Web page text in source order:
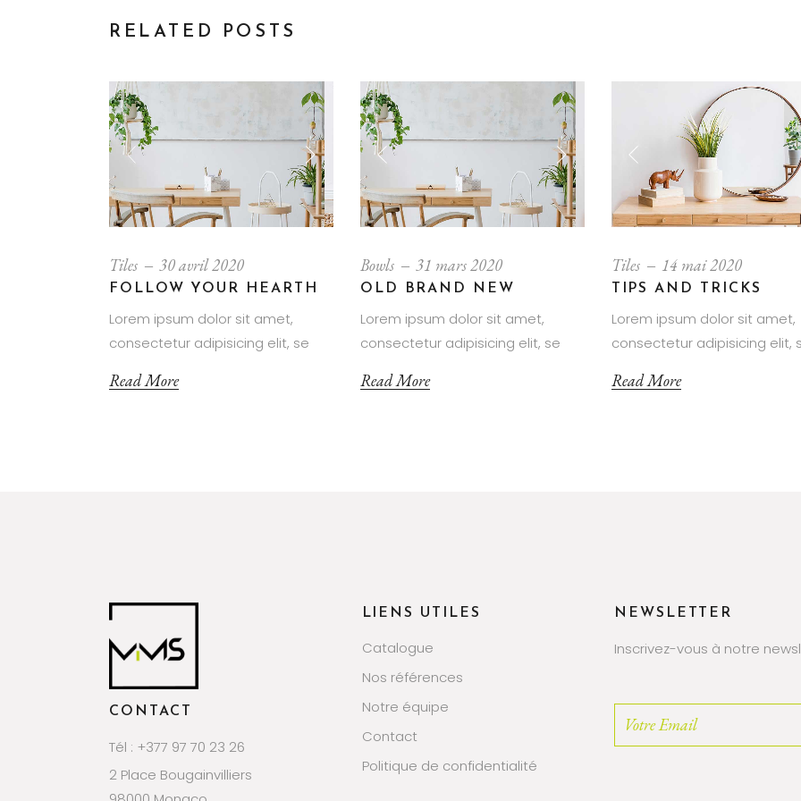
RELATED POSTS
Tiles 30 avril 2020
FOLLOW YOUR HEARTH
Lorem ipsum dolor sit amet,
consectetur adipisicing elit, se
Read More
Bowls 31 mars 2020
OLD BRAND NEW
Lorem ipsum dolor sit amet,
consectetur adipisicing elit, se
Read More
Tiles 14 mai 2020
TIPS AND TRICKS
Lorem ipsum dolor sit amet,
consectetur adipisicing elit,
Read More
CONTACT
Tél : +377 97 70 23 26
2 Place Bougainvilliers
LIENS UTILES
Catalogue
Nos références
Notre équipe
Contact
Politique de confidentialité
NEWSLETTER
Inscrivez-vous à notre